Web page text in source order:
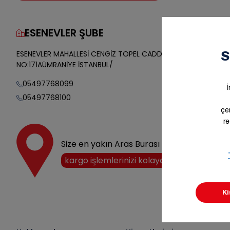
ESENEVLER ŞUBE
ESENEVLER MAHALLESİ CENGİZ TOPEL CADDESİ SOKAK
NO:171AÜMRANİYE İSTANBUL/
05497768099
05497768100
Size en yakın Aras Burası noktasını
kargo işlemlerinizi kolayca halledin!